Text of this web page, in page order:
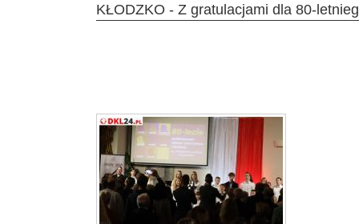
KŁODZKO - Z gratulacjami dla 80-